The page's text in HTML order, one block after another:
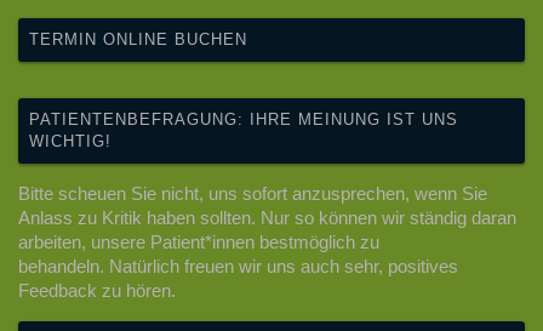
TERMIN ONLINE BUCHEN
PATIENTENBEFRAGUNG: IHRE MEINUNG IST UNS
WICHTIG!
Bitte scheuen Sie nicht, uns sofort anzusprechen, wenn Sie
Anlass zu Kritik haben sollten. Nur so können wir ständig daran
arbeiten, unsere Patient*innen bestmöglich zu
behandeln. Natürlich freuen wir uns auch sehr, positives
Feedback zu hören.